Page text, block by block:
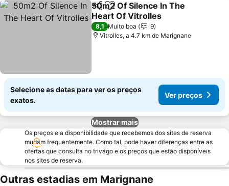
PartilharAdicionar aos favoritos
50m2 Of Silence In The
Heart Of Vitrolles
Ver preços
8,1 Muito boa
9
Vitrolles, a 4.7 km de Marignane
Selecione as datas para ver os preços
exatos.
Ver preços
Mostrar mais
Os preços e a disponibilidade que recebemos dos sites de reserva
mudam frequentemente. Como tal, pode haver diferenças entre as
ofertas que consulta no trivago e os preços que estão disponíveis
nos sites de reserva.
Outras estadias em Marignane